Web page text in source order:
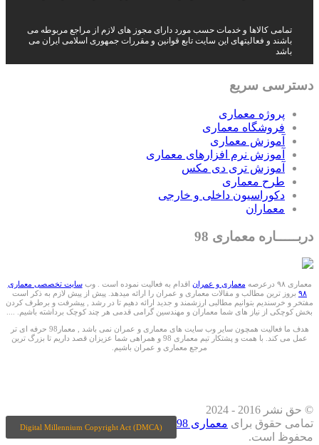
تمامی کالاها و خدمات حسب مورد دارای مجوز های لازم از مراجع مربوطه می
باشند و فعالیتهای این سایت تابع قوانین و مقررات جمهوری اسلامی ایران می
باشد
دسترسی سریع
پروژه معماری
فروشگاه معماری
آموزش معماری
آموزش نرم افزارهای معماری
آموزش تری دی مکس
طرح معماری
دکوراسیون داخلی و خارجی
معماران
دربـــــاره معماری 98
معماری ۹۸ درعرصه معماری و عمران اقدام به فعالیت نموده است . وبسایت تخصصی معماری
۹۸ بروز ترین مطالب و مقالات معماری و عمران را ارائه میدهد. پیش از پیش لازم به ذکر است
مفتخر و خرسندیم بتوانیم مطالبی ارزشمند و جدید ارائه دهیم تا در رشد , پیشرفت و برطرف کردن
بخش کوچکی از نیاز های شما معماران و مهندسین گرامی قدمی هر چند کوچک برداشته باشیم. ....
هدف ما فعالیت همچون سایر وب سایت های معماری و عمران نمی باشد , معمار98 حرفه ای تر
عمل می کند. با همت و پشتکار تیم معماری 98 و همراهی شما عزیزان قصد داریم تا بزرگ ترین
مرجع معماری و عمران باشیم.
Digital Millennium Copyright Act (DMCA)
© حق نشر 2016 - 2024
تمامی حقوق برای معماری 98
محفوظ است.